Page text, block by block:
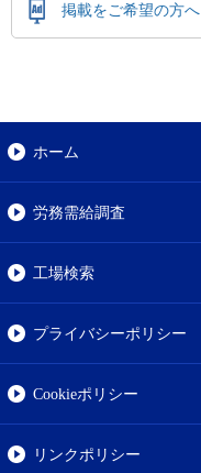
掲載をご希望の方へ
ホーム
労務需給調査
工場検索
プライバシーポリシー
Cookieポリシー
リンクポリシー